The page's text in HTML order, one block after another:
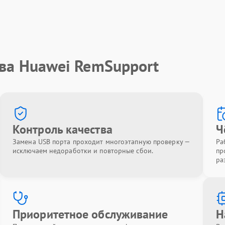
Huawei RemSupport
Контроль качества
Замена USB порта проходит многоэтапную проверку —
исключаем недоработки и повторные сбои.
Приоритетное обслуживание